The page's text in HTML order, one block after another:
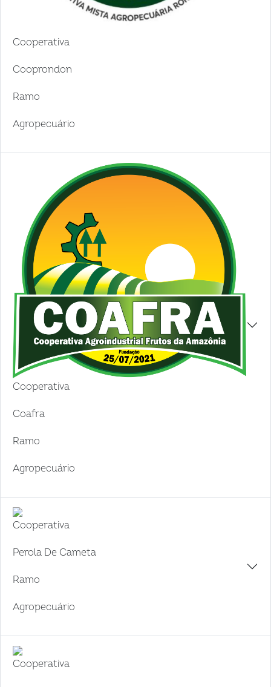
Cooperativa
Cooprondon
Ramo
Agropecuário
Cooperativa
Coafra
Ramo
Agropecuário
Cooperativa
Perola De Cameta
Ramo
Agropecuário
Cooperativa